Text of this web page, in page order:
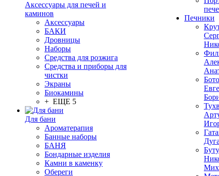
Аксессуары для печей и
каминов
Аксессуары
БАКИ
Дровницы
Наборы
Средства для розжига
Средства и приборы для
чистки
Экраны
Биокамины
+ ЕЩЕ 5
Для бани
Ароматерапия
Банные наборы
БАНЯ
Бондарные изделия
Камни в каменку
Обереги
Печники